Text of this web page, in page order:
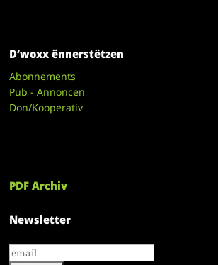
D’woxx ënnerstëtzen
Abonnements
Pub - Annoncen
Don/Kooperativ
PDF Archiv
Newsletter